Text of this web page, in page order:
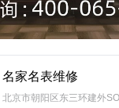
名家名表维修
北京市朝阳区东三环建外